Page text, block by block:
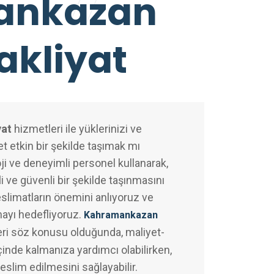
hizmetleri ile yüklerinizi ve
etkin bir şekilde taşımak mı
ve deneyimli personel kullanarak,
ve güvenli bir şekilde taşınmasını
önemini anlıyoruz ve
hedefliyoruz. Kahramankazan
söz konusu olduğunda, maliyet-
kalmanıza yardımcı olabilirken,
edilmesini sağlayabilir.